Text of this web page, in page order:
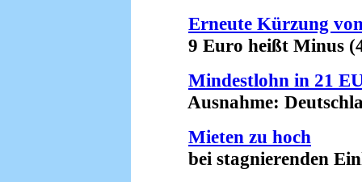
Erneute Kürzung
9 Euro heißt Minus
Mindestlohn in 21
Ausnahme:
Mieten zu hoch
bei stagnierenden